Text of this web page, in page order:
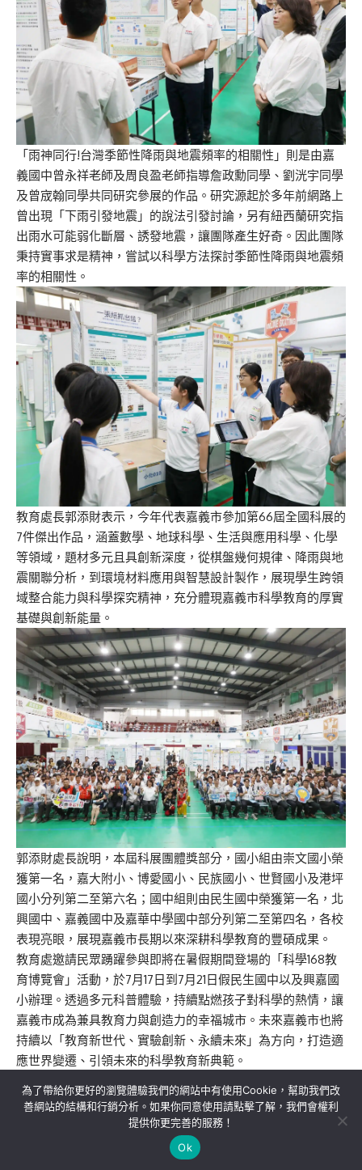
「雨神同行!台灣季節性降雨與地震頻率的相關性」 則是由嘉
義國中曾永祥老師及周良盈老師指導詹政勳同學、劉洸宇同學
及曾宬翰同學共同研究參展的作品。 研究源起於多年前網路上
曾出現「下雨引發地震」的說法引發討論，另有紐西蘭研究指
出雨水可能弱化斷層、誘發地震，讓團隊產生好奇 。 因此團隊
秉持實事求是精神，嘗試以科學方法探討季節性降雨與地震頻
率的相關性。
教育處長郭添財表示， 今年代表嘉義市參加第66屆全國科展的
7件傑出作品，涵蓋數學、地球科學、生活與應用科學、化學
等領域，題材多元且具創新深度，從棋盤幾何規律、降雨與地
震關聯分析，到環境材料應用與智慧設計製作，展現學生跨領
域整合能力與科學探究精神，充分體現嘉義市科學教育的厚實
基礎與創新能量。
郭添財處長說明， 本屆科展團體獎部分，國小組由崇文國小榮
獲第一名，嘉大附小、博愛國小、民族國小、 世賢國小及港坪
國小分列第二至第六名；國中組則由民生國中榮獲第一名，北
興國中、嘉義國中及嘉華中學國中部分列第二至第四名，各校
表現亮眼，展現嘉義市長期以來深耕科學教育的豐碩成果 。
教育處邀請民眾踴躍參與即將在暑假期間登場的 「科學168教
育博覽會 」 活動， 於7月17日到7月21日假民生國中以及興嘉國
小辦理。 透過多元科普體驗，持續點燃孩子對科學的熱情，讓
嘉義市成為兼具教育力與創造力的幸福城市。 未來嘉義市也將
持續以「教育新世代、實驗創新、永續未來」為方向，打造適
應世界變遷、引領未來的科學教育新典範。
關於我們 隱私權政策 聯絡我們
Copyright©MORE News
為了帶給你更好的瀏覽體驗我們的網站中有使用Cookie，幫助我們改
善網站的結構和行銷分析。如果你同意使用請點擊了解，我們會權利
提供你更完善的服務！
Ok